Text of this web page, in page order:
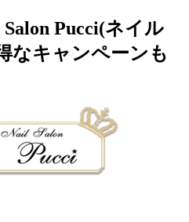
Pucci(ネイル
なキャンペーンも